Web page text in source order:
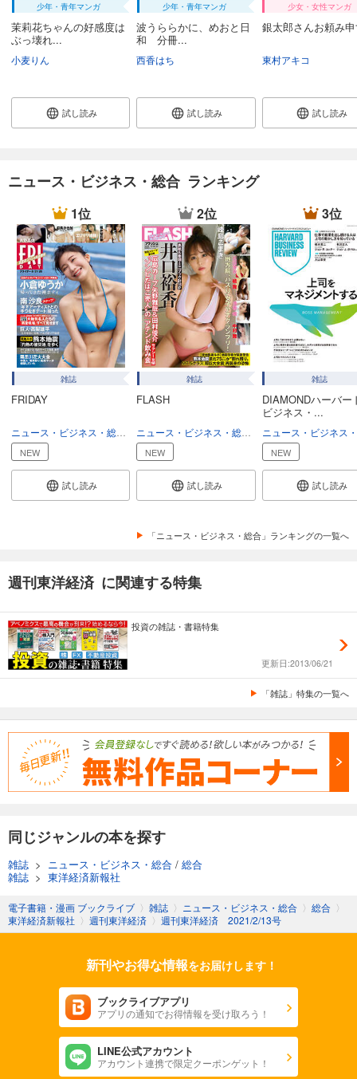
880円 (税込)
カート
試し読み
週刊東洋経済 2025/12/27・2026/1/3合併号
880円 (税込)
あらすじを表示する
週刊東洋経済 2025/12/20号
880円 (税込)
カート
試し読み
あらすじを表示する
週刊東洋経済 2025/12/13号
880
円 (税込)
試し読み
週刊東洋経済 2025/12/6号
880円 (税込)
あらすじを表示する
880 円 (税込)
あらすじを表示する
週刊東洋経済 2025/11/15号
試し読み
あらすじを表示する
週刊東洋経済 2025/11/8号
あらすじを表示する
週刊東洋経済 2025/11/1号
880円 (税込)
カート
あらすじを表示する
週刊東洋経済 2025/10/25号
880円 (税込)
少年・青年マンガ
茉莉花ちゃんの好感度は
ぶっ壊れ...
小麦りん
試し読み
少年・青年マンガ
波うららかに、めおと日
和 分冊...
西香はち
試し読み
少女・女性マンガ
銀太郎さんお頼み
東村アキコ
試し読み
ニュース・ビジネス・総合 ランキング
1位
雑誌
FRIDAY
総合
NEW
試し読み
2位
雑誌
FLASH
総合
NEW
試し読み
3位
雑誌
DIAMONDハーバー
ビジネス・...
NEW
試し読み
「ニュース・ビジネス・総合」ランキングの一覧へ
週刊東洋経済 に関連する特集
投資の雑誌・書籍特集
更新日:2013/06/21
「雑誌」特集の一覧へ
同じジャンルの本を探す
雑誌 > ニュース・ビジネス・総合 / 総合
雑誌 > 東洋経済新報社
電子書籍・漫画 ブックライブ 〉 雑誌 〉 ニュース・ビジネス・総合 〉 総合 〉
東洋経済新報社 〉 週刊東洋経済 〉 週刊東洋経済 2021/2/13号
新刊やお得な情報をお届けします！
ブックライブアプリ
アプリの通知でお得情報を受け取ろう！
LINE公式アカウント
アカウント連携で限定クーポンゲット！